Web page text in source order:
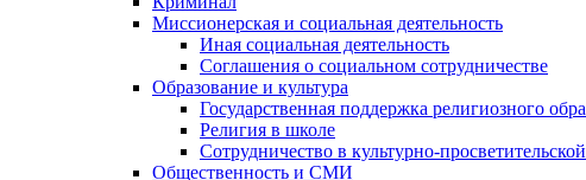
Миссионерская и социальная деятельность
Иная социальная деятельность
Соглашения о социальном сотрудничестве
Образование и культура
Государственная поддержка религиозного
Религия в школе
Сотрудничество в культурно-
Общественность и СМИ